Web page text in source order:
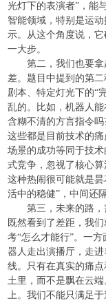
光灯下的表演者”，能
智能领域，特别是运
示。从这个角度说，
一大步。
第二，我们也要拿
差。题目中提到的第
剧本、特定灯光下的“
乱的。比如，机器人
含糊不清的方言指令
这些都是目前技术的
场景的成功等同于技
式竞争，忽视了核心
这种热闹很可能就是
活中的稳健”，中间还
第三，未来的路，需
既然看到了差距，我
考“怎么才能行”。一
器人走出演播厅，走
线。只有在真实的痛
土里，而不是飘在云
上。我们不能只满足